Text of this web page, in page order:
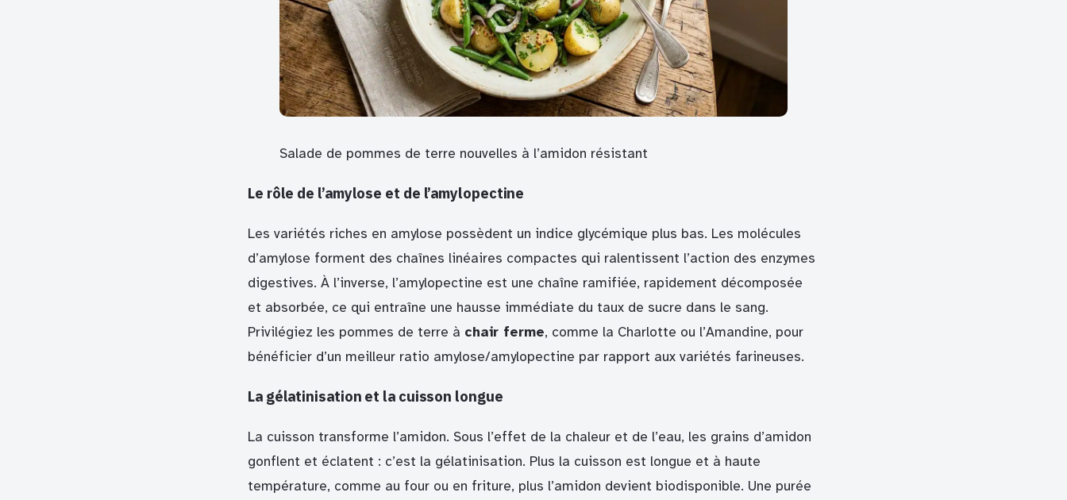
Salade de pommes de terre nouvelles à l’amidon résistant
Le rôle de l’amylose et de l’amylopectine
Les variétés riches en amylose possèdent un indice glycémique plus bas. Les molécules
d’amylose forment des chaînes linéaires compactes qui ralentissent l’action des enzymes
digestives. À l’inverse, l’amylopectine est une chaîne ramifiée, rapidement décomposée
et absorbée, ce qui entraîne une hausse immédiate du taux de sucre dans le sang.
Privilégiez les pommes de terre à chair ferme, comme la Charlotte ou l’Amandine, pour
bénéficier d’un meilleur ratio amylose/amylopectine par rapport aux variétés farineuses.
La gélatinisation et la cuisson longue
La cuisson transforme l’amidon. Sous l’effet de la chaleur et de l’eau, les grains d’amidon
gonflent et éclatent : c’est la gélatinisation. Plus la cuisson est longue et à haute
température, comme au four ou en friture, plus l’amidon devient biodisponible. Une purée